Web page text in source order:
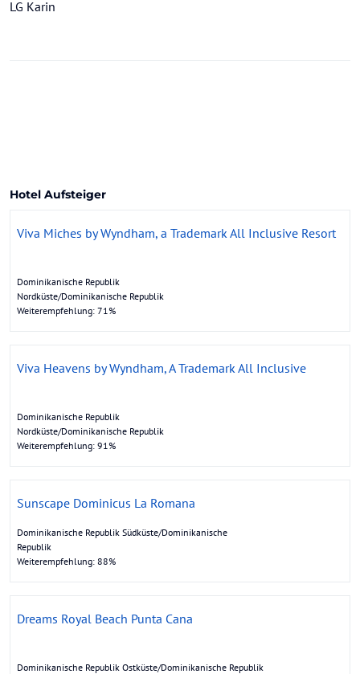
LG Karin
Hotel Aufsteiger
Viva Miches by Wyndham, a Trademark All Inclusive Resort
Dominikanische Republik
Nordküste/Dominikanische Republik
Weiterempfehlung: 71%
Viva Heavens by Wyndham, A Trademark All Inclusive
Dominikanische Republik
Nordküste/Dominikanische Republik
Weiterempfehlung: 91%
Sunscape Dominicus La Romana
Dominikanische Republik Südküste/Dominikanische
Republik
Weiterempfehlung: 88%
Dreams Royal Beach Punta Cana
Dominikanische Republik Ostküste/Dominikanische Republik